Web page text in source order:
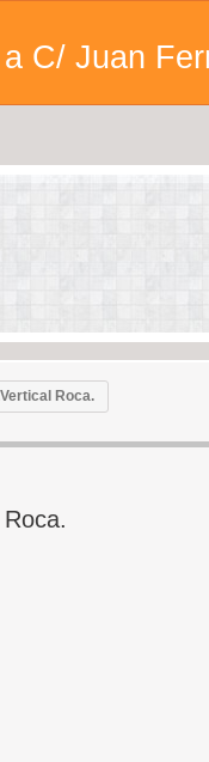
C/ Juan
Roca.